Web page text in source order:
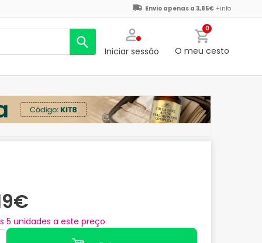
Envio apenas a 3,85€ +info
Iniciar sessão
0
O meu cesto
5 unidades a este preço